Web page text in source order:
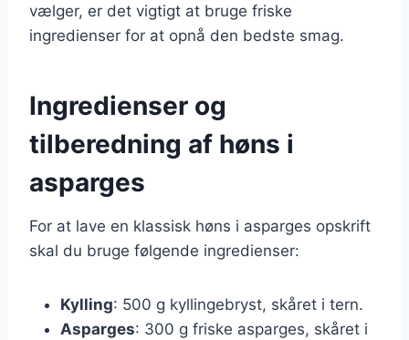
vælger, er det vigtigt at bruge friske
ingredienser for at opnå den bedste smag.
Ingredienser og
tilberedning af høns i
asparges
For at lave en klassisk høns i asparges opskrift
skal du bruge følgende ingredienser:
Kylling: 500 g kyllingebryst, skåret i tern.
Asparges: 300 g friske asparges, skåret i